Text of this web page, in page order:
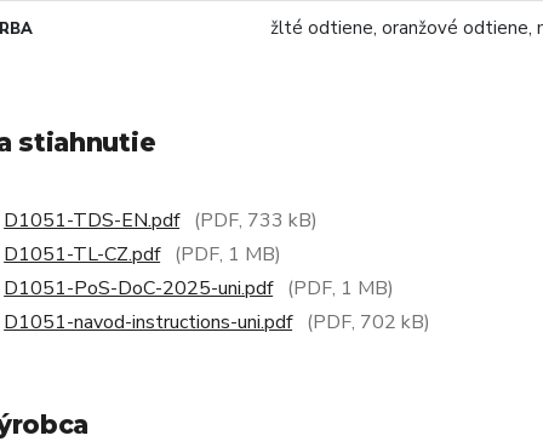
žlté odtiene, oranžové odtiene,
stiahnutie
D1051-TDS-EN.pdf (PDF, 733 kB)
D1051-TL-CZ.pdf (PDF, 1 MB)
D1051-PoS-DoC-2025-uni.pdf (PDF, 1 MB)
D1051-navod-instructions-uni.pdf (PDF, 702 kB)